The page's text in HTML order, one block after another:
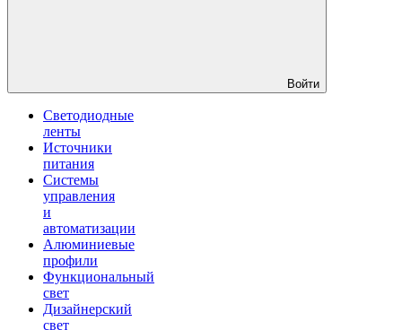
Войти
Светодиодные
ленты
Источники
питания
Системы
управления
и
автоматизации
Алюминиевые
профили
Функциональный
свет
Дизайнерский
свет